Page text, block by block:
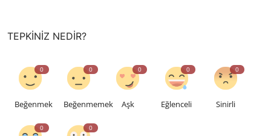
TEPKINIZ NEDIR?
0
Beğenmek
0
Beğenmemek
0
Aşk
0
Eğlenceli
0
Sinirli
0 0